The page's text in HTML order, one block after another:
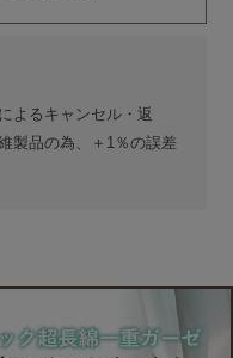
よるキャンセル・返
製品の為、＋1％の誤差